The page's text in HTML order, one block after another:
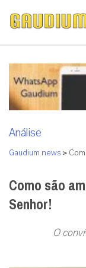
Análise
Gaudium news >
Como são
Senhor!
O